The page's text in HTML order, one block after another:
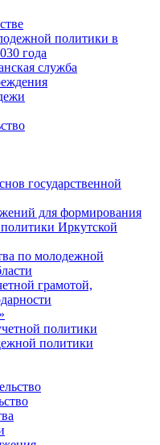
политики в
года
служба
государственной
для формирования
Иркутской
по молодежной
грамотой,
политики
политики